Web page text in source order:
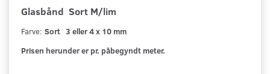
Glasbånd Sort M/lim
Farve: Sort 3 eller 4 x 10 mm
Prisen herunder er pr. påbegyndt meter.